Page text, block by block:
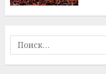
Найти: